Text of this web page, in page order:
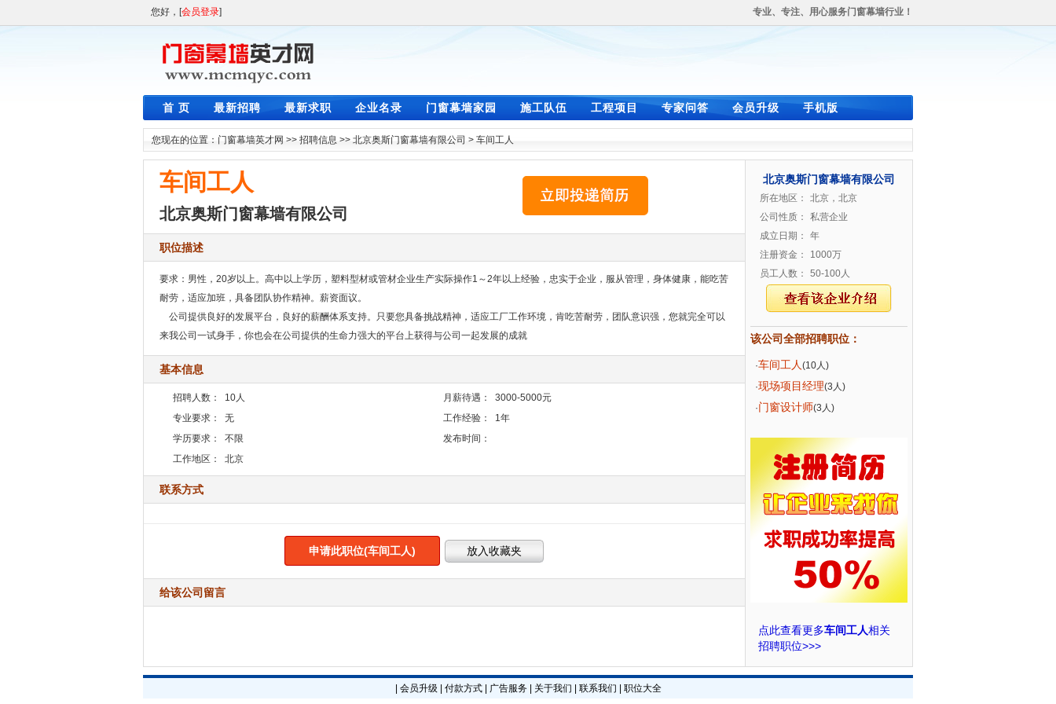
您好，[会员登录] 专业、专注、用心服务门窗幕墙行业！
首 页 最新招聘 最新求职 企业名录 门窗幕墙家园 施工队伍 工程项目 专家问答 会员升级 手机版
您现在的位置： 门窗幕墙英才网 >> 招聘信息 >> 北京奥斯门窗幕墙有限公司 > 车间工人
车间工人
北京奥斯门窗幕墙有限公司
职位描述
要求：男性，20岁以上。高中以上学历，塑料型材或管材企业生产实际操作1～2年以上经验，忠实于企业，服从管理，身体健康，能吃苦
耐劳，适应加班，具备团队协作精神。薪资面议。
公司提供良好的发展平台，良好的薪酬体系支持。只要您具备挑战精神，适应工厂工作环境，肯吃苦耐劳，团队意识强，您就完全可以
来我公司一试身手，你也会在公司提供的生命力强大的平台上获得与公司一起发展的成就
基本信息
招聘人数： 10人 月薪待遇：
3000-5000元
专业要求：
无 工作经验：
1年
学历要求：
不限
发布时间：
工作地区：
北京
联系方式
申请此职位(车间工人)
给该公司留言
北京奥斯门窗幕墙有限公司
所在地区：
北京，北京
公司性质：
私营企业
成立日期：
年
注册资金：
1000万
员工人数：
50-100人
该公司全部招聘职位：
·车间工人 (10人)
·现场项目经理(3人)
·门窗设计师(3人)
点此查看更多车间工人相关
招聘职位>>>
会员升级 付款方式| 广告服务| 关于我们 联系我们 职位大全